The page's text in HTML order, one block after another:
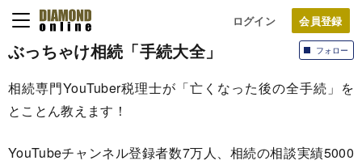
ログイン
フォロー
ぶっちゃけ相続「手続大全」
相続専門YouTuber税理士が「亡くなった後の全手続」を
とことん教えます！
YouTubeチャンネル登録者数7万人、相続の相談実績5000